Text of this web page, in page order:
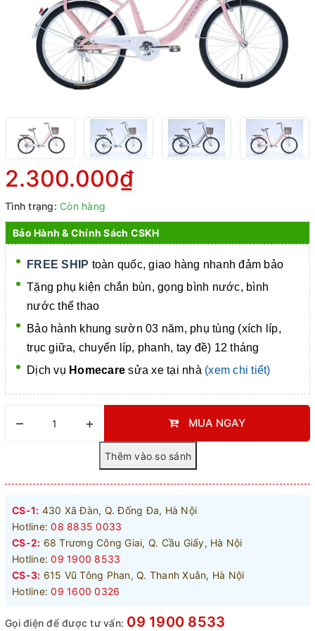
2.300.000₫
Tình trạng: Còn hàng
Bảo Hành & Chính Sách CSKH
FREE SHIP toàn quốc, giao hàng nhanh đảm bảo
Tặng phụ kiện chắn bùn, gọng bình nước, bình
nước thể thao
Bảo hành khung sườn 03 năm, phụ tùng (xích líp,
trục giữa, chuyển líp, phanh, tay đề) 12 tháng
Dịch vụ Homecare sửa xe tại nhà (xem chi tiết)
– + MUA NGAY
CS-1: 430 Xã Đàn, Q. Đống Đa, Hà Nội
Hotline: 08 8835 0033
CS-2: 68 Trương Công Giai, Q. Cầu Giấy, Hà Nội
Hotline: 09 1900 8533
CS-3: 615 Vũ Tông Phan, Q. Thanh Xuân, Hà Nội
Hotline: 09 1600 0326
Gọi điện để được tư vấn: 09 1900 8533